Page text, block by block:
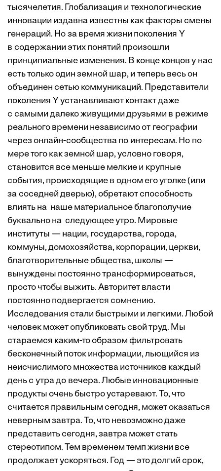
тысячелетия. Глобализация и технологические
инновации издавна известны как факторы смены
генераций. Но за время жизни поколения Y
в содержании этих понятий произошли
принципиальные изменения. В конце концов у нас
есть только один земной шар, и теперь весь он
объединен сетью коммуникаций. Представители
поколения Y устанавливают контакт даже
с самыми далеко живущими друзьями в режиме
реального времени независимо от географии
через онлайн-сообщества по интересам. Но по
мере того как земной шар, условно говоря,
становится все меньше мелкие и крупные
события, происходящие в одном его уголке (или
за соседней дверью), обретают способность
влиять на наше материальное благополучие
буквально на следующее утро. Мировые
институты — нации, государства, города,
коммуны, домохозяйства, корпорации, церкви,
благотворительные общества, школы —
вынуждены постоянно трансформироваться,
просто чтобы выжить. Авторитет власти
постоянно подвергается сомнению.
Исследования стали быстрыми и легкими. Любой
человек может опубликовать свой труд. Мы
стараемся каким-то образом фильтровать
бесконечный поток информации, льющийся из
неисчислимого множества источников каждый
день с утра до вечера. Любые инновационные
продукты очень быстро устаревают. То, что
считается правильным сегодня, может оказаться
неверным завтра. То, что невозможно даже
представить сегодня, завтра может стать
стереотипом. Тем временем темп жизни все
продолжает ускоряться. Год — это долгий срок,